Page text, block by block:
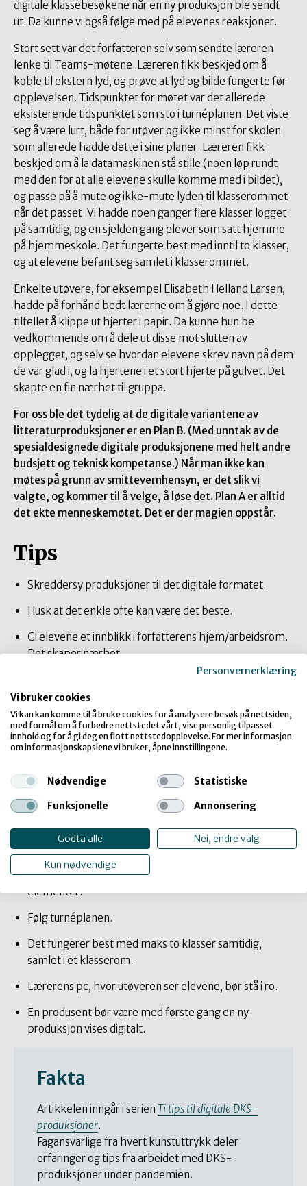
digitale klassebesøkene når en ny produksjon ble sendt
ut. Da kunne vi også følge med på elevenes reaksjoner.
Stort sett var det forfatteren selv som sendte læreren
lenke til Teams-møtene. Læreren fikk beskjed om å
koble til ekstern lyd, og prøve at lyd og bilde fungerte før
opplevelsen. Tidspunktet for møtet var det allerede
eksisterende tidspunktet som sto i turnéplanen. Det viste
seg å være lurt, både for utøver og ikke minst for skolen
som allerede hadde dette i sine planer. Læreren fikk
beskjed om å la datamaskinen stå stille (noen løp rundt
med den for at alle elevene skulle komme med i bildet),
og passe på å mute og ikke-mute lyden til klasserommet
når det passet. Vi hadde noen ganger flere klasser logget
på samtidig, og en sjelden gang elever som satt hjemme
på hjemmeskole. Det fungerte best med inntil to klasser,
og at elevene befant seg samlet i klasserommet.
Enkelte utøvere, for eksempel Elisabeth Helland Larsen,
hadde på forhånd bedt lærerne om å gjøre noe. I dette
tilfellet å klippe ut hjerter i papir. Da kunne hun be
vedkommende om å dele ut disse mot slutten av
opplegget, og selv se hvordan elevene skrev navn på dem
de var glad i, og la hjertene i et stort hjerte på gulvet. Det
skapte en fin nærhet til gruppa.
For oss ble det tydelig at de digitale variantene av
litteraturproduksjoner er en Plan B. (Med unntak av de
spesialdesignede digitale produksjonene med helt andre
budsjett og teknisk kompetanse.) Når man ikke kan
møtes på grunn av smittevernhensyn, er det slik vi
valgte, og kommer til å velge, å løse det. Plan A er alltid
det ekte menneskemøtet. Det er der magien oppstår.
Tips
Skreddersy produksjoner til det digitale formatet.
Husk at det enkle ofte kan være det beste.
Gi elevene et innblikk i forfatterens hjem/arbeidsrom.
Det skaper nærhet.
Forfatteren bør bruke tid på å holde framsiden av
boken (som eventuelt vises fram) lenge nok til at
Forkort produksjonene - det er krevende å holde på
digital konsentrasjon.
Bruk tid på å trygge utøveren på at formidling kan
fungere godt på Teams.
Ha en prøvevisning for å luke bort uønskede
elementer.
Følg turnéplanen.
Det fungerer best med maks to klasser samtidig,
samlet i et klasserom.
Lærerens pc, hvor utøveren ser elevene, bør stå i ro.
En produsent bør være med første gang en ny
produksjon vises digitalt.
Fakta
Artikkelen inngår i serien Ti tips til digitale DKS-
produksjoner.
Fagansvarlige fra hvert kunstuttrykk deler
erfaringer og tips fra arbeidet med DKS-
produksjoner under pandemien.
Personvernerklæring
Vi bruker cookies
Vi kan kan komme til å bruke cookies for å analysere besøk på nettsiden,
med formål om å forbedre nettstedet vårt, vise personlig tilpasset
innhold og for å gi deg en flott nettstedopplevelse. For mer informasjon
om informasjonskapslene vi bruker, åpne innstillingene.
Nødvendige
Statistiske
Funksjonelle
Annonsering
Godta alle Nei, endre valg
Kun nødvendige